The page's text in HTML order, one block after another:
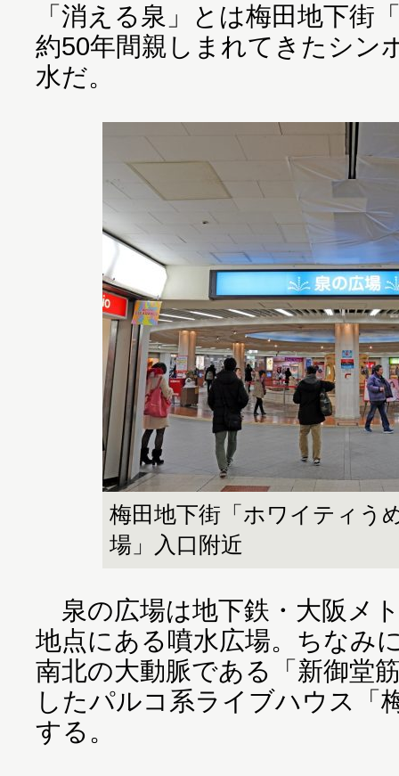
「消える泉」とは梅田地下街
約50年間親しまれてきたシン
水だ。
梅田地下街「ホワイティう
場」入口附近
泉の広場は地下鉄・大阪メ
地点にある噴水広場。ちなみ
南北の大動脈である「新御堂
したパルコ系ライブハウス「
する。